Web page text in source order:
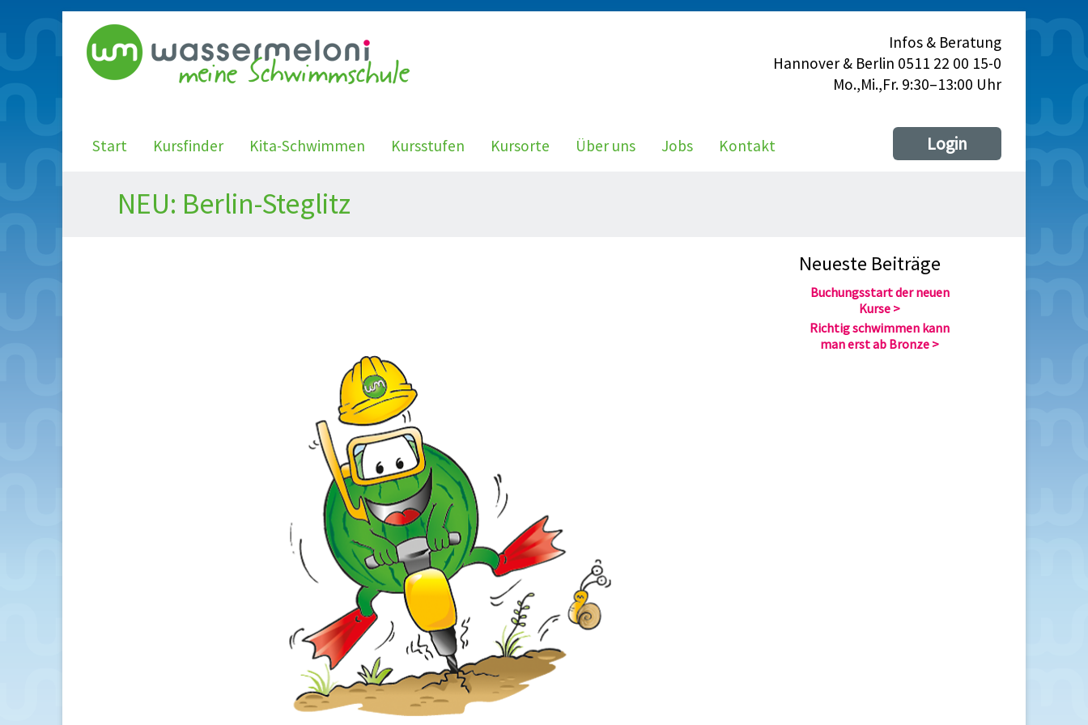
Infos & Beratung
Hannover & Berlin 0511 22 00 15-0
Mo.,Mi.,Fr. 9:30–13:00 Uhr
Start Kursfinder Kita-Schwimmen Kursstufen Kursorte Über uns Jobs Kontakt Login
NEU: Berlin-Steglitz
Neueste Beiträge
Buchungsstart der neuen
Kurse
Richtig schwimmen kann
man erst ab Bronze